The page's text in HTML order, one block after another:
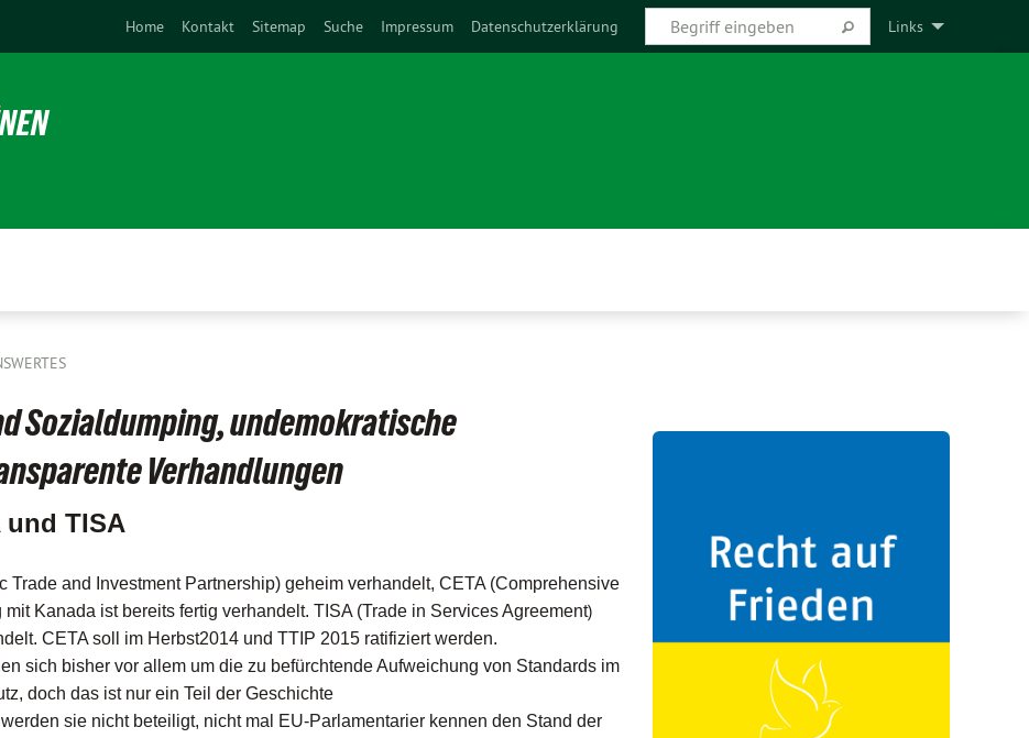
Links
Home Kontakt Sitemap Suche Impressum Datenschutzerklärung
Sozialdumping, undemokratische
Verhandlungen
und TISA
Trade and Investment Partnership) geheim verhandelt, CETA (Comprehensive
mit Kanada ist bereits fertig verhandelt. TISA (Trade in Services Agreement)
CETA soll im Herbst2014 und TTIP 2015 ratifiziert werden.
sich bisher vor allem um die zu befürchtende Aufweichung von Standards im
doch das ist nur ein Teil der Geschichte
sie nicht beteiligt, nicht mal EU-Parlamentarier kennen den Stand der